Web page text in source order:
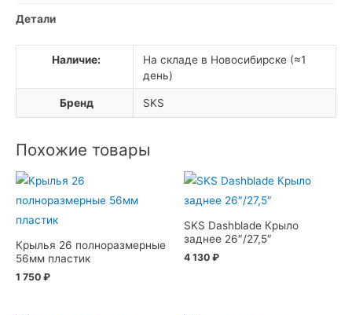
Mudguard)
Крыло
заднее
26"/27,5"
Детали
Наличие:
На складе в Новосибирске (≈1
день)
Бренд SKS
Похожие товары
Крылья 26 полноразмерные
56мм пластик
1 750 ₽
SKS Dashblade Крыло
заднее 26″/27,5″
4 130 ₽